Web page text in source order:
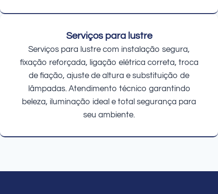
Serviços para lustre
Serviços para lustre com instalação segura,
fixação reforçada, ligação elétrica correta, troca
de fiação, ajuste de altura e substituição de
lâmpadas. Atendimento técnico garantindo
beleza, iluminação ideal e total segurança para
seu ambiente.